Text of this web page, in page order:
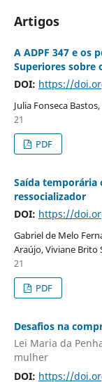
Artigos
A ADPF 347 e os
Superiores sobre
DOI: https://
Julia Fonseca
21
PDF
Saída temporária
ressocializador
DOI: https://
Gabriel de Melo
Araújo, Viviane Brito
21
PDF
Desafios na
Lei Maria da
mulher
DOI: https://